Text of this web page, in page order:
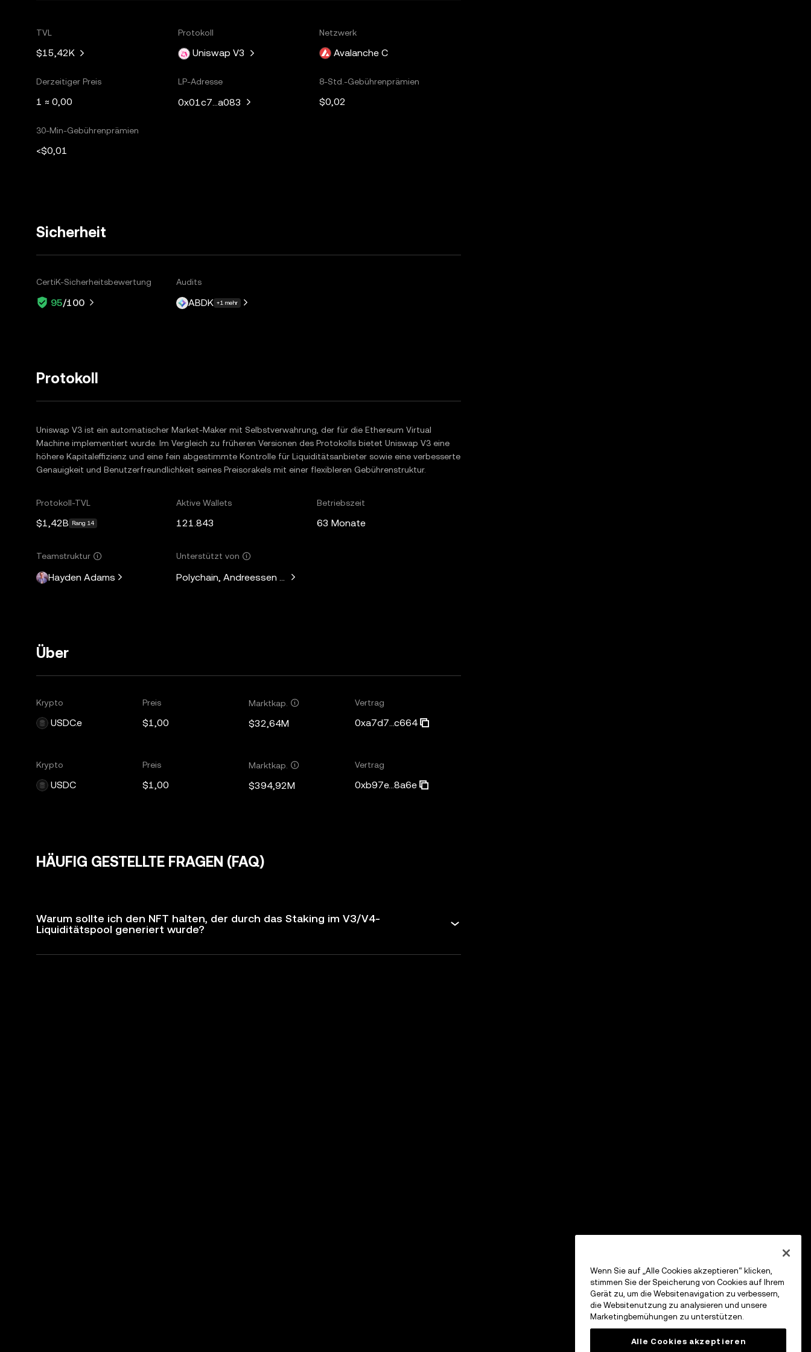
TVL
$15,42K
Protokoll
Uniswap V3
Netzwerk
Avalanche C
Derzeitiger Preis
1 ≈ 0,00
LP-Adresse
0x01c7...a083
8-Std.-Gebührenprämien
$0,02
30-Min-Gebührenprämien
<$0,01
Sicherheit
CertiK-Sicherheitsbewertung
95/100
Audits
ABDK +1 mehr
Protokoll
Uniswap V3 ist ein automatischer Market-Maker mit Selbstverwahrung, der für die Ethereum Virtual
Machine implementiert wurde. Im Vergleich zu früheren Versionen des Protokolls bietet Uniswap V3 eine
höhere Kapitaleffizienz und eine fein abgestimmte Kontrolle für Liquiditätsanbieter sowie eine verbesserte
Genauigkeit und Benutzerfreundlichkeit seines Preisorakels mit einer flexibleren Gebührenstruktur.
Protokoll-TVL
$1,42B Rang 14
Aktive Wallets
121.843
Betriebszeit
63 Monate
Teamstruktur
Hayden Adams
Unterstützt von
Polychain, Andreessen Horowitz, Paradigm, Variant Fund, SV Angel
Über
Krypto
USDC.e
Preis
$1,00
Marktkap.
$32,64M
Vertrag
0xa7d7...c664
Krypto
USDC
Preis
$1,00
Marktkap.
$394,92M
Vertrag
0xb97e...8a6e
HÄUFIG GESTELLTE FRAGEN (FAQ)
Warum sollte ich den NFT halten, der durch das Staking im V3/V4-
Liquiditätspool generiert wurde?
Wenn Sie auf „Alle Cookies akzeptieren“ klicken,
stimmen Sie der Speicherung von Cookies auf Ihrem
Gerät zu, um die Websitenavigation zu verbessern,
die Websitenutzung zu analysieren und unsere
Marketingbemühungen zu unterstützen.
Alle Cookies akzeptieren